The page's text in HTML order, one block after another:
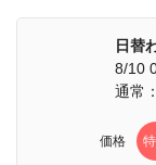
日替
8/10
通常
価格